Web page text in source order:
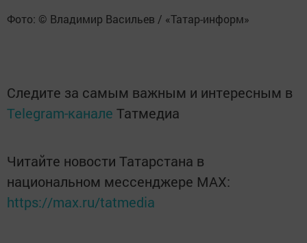
Фото: © Владимир Васильев / «Татар-информ»
Следите за самым важным и интересным в
Telegram-канале Татмедиа
Читайте новости Татарстана в
национальном мессенджере MАХ:
https://max.ru/tatmedia